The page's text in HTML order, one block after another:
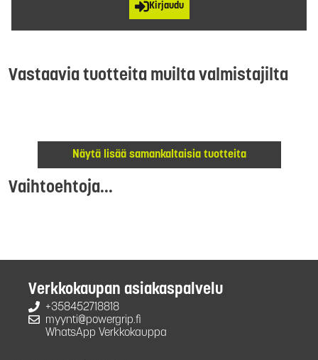
Kirjaudu
Vastaavia tuotteita muilta valmistajilta
Näytä lisää samankaltaisia tuotteita
Vaihtoehtoja...
Verkkokaupan asiakaspalvelu
+358452718818
myynti@powergrip.fi
WhatsApp Verkkokauppa